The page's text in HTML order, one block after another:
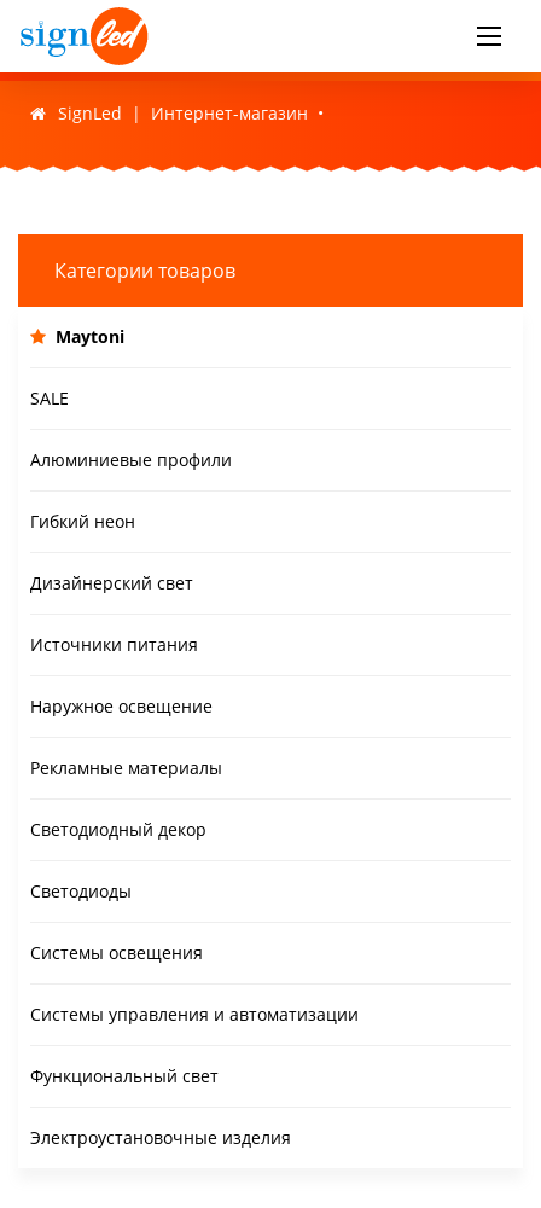
SignLed | Интернет-магазин •
Категории товаров
Maytoni
SALE
Алюминиевые профили
Гибкий неон
Дизайнерский свет
Источники питания
Наружное освещение
Рекламные материалы
Светодиодный декор
Светодиоды
Системы освещения
Системы управления и автоматизации
Функциональный свет
Электроустановочные изделия